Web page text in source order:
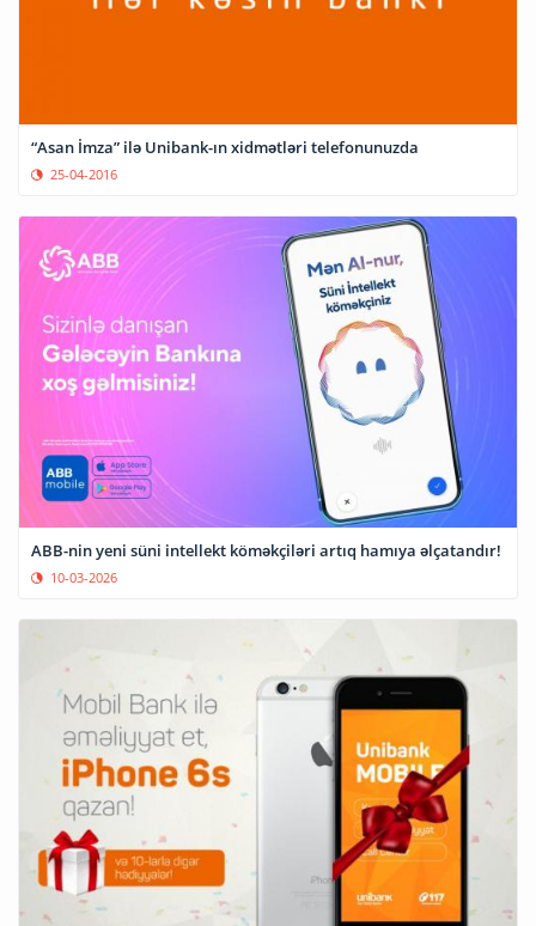
“Asan İmza” ilə Unibank-ın xidmətləri telefonunuzda
25-04-2016
ABB-nin yeni süni intellekt köməkçiləri artıq hamıya əlçatandır!
10-03-2026